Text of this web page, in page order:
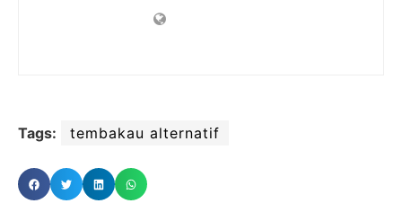
Tags: tembakau alternatif